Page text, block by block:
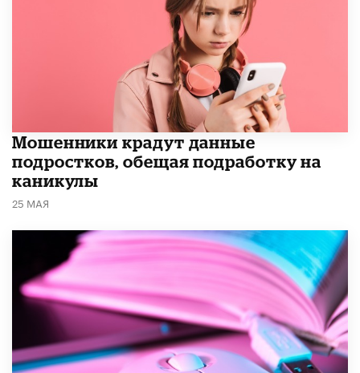
Мошенники крадут данные
подростков, обещая подработку на
каникулы
25 МАЯ